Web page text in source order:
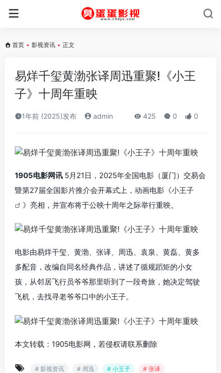
首页 • 影视资讯 • 正文
易烊千玺黄渤张译周迅重聚!《小王
子》十周年重映
1年前 (2025)发布 admin 425 0 0
1905电影网讯 5月21日，2025年全国电影（厦门）交易会
暨第27届全国影片推介会开幕式上，动画电影《小王子
》亮相，并宣布将于公映十周年之际举行重映。
电影由易烊干玺、黄渤、张译、周迅、袁泉、黄磊、黄多
多配音，改编自同名经典作品，讲述了循规蹈矩的小女
孩，从邻居飞行员爷爷那里听到了一段奇旅，她决定驾驶
飞机，去找寻老爷爷口中的小王子。
本文转载：1905电影网，若侵权请联系删除
# 影视资讯 # 周迅 # 小王子
# 张译